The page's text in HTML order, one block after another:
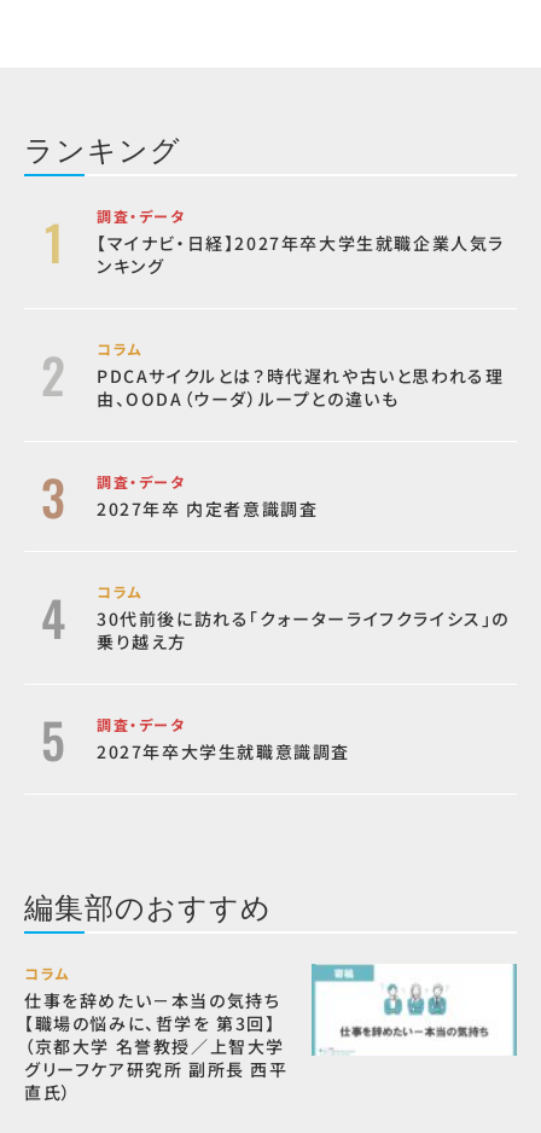
ランキング
調査・データ
【マイナビ・日経】2027年卒大学生就職企業人気ラ
ンキング
コラム
PDCAサイクルとは？時代遅れや古いと思われる理
由、OODA（ウーダ）ループとの違いも
調査・データ
2027年卒 内定者意識調査
コラム
30代前後に訪れる「クォーターライフクライシス」の
乗り越え方
調査・データ
2027年卒大学生就職意識調査
編集部のおすすめ
コラム
仕事を辞めたい－本当の気持ち
【職場の悩みに、哲学を 第3回】
（京都大学 名誉教授／上智大学
グリーフケア研究所 副所長 西平
直氏）